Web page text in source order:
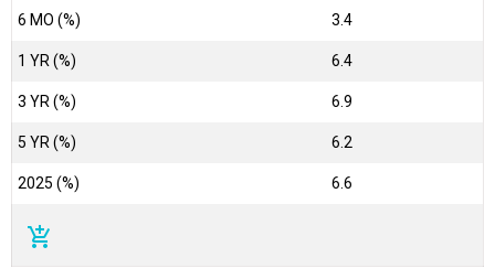
6 MO (%) 3.4
1 YR (%) 6.4
3 YR (%) 6.9
5 YR (%) 6.2
2025 (%) 6.6
add_shopping_cart